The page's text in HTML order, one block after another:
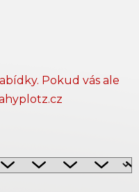
Pokud vás ale